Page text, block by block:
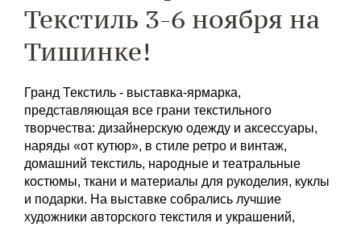
Текстиль 3-6 ноября на
Тишинке!
Гранд Текстиль - выставка-ярмарка,
представляющая все грани текстильного
творчества: дизайнерскую одежду и аксессуары,
наряды «от кутюр», в стиле ретро и винтаж,
домашний текстиль, народные и театральные
костюмы, ткани и материалы для рукоделия, куклы
и подарки. На выставке собрались лучшие
художники авторского текстиля и украшений,